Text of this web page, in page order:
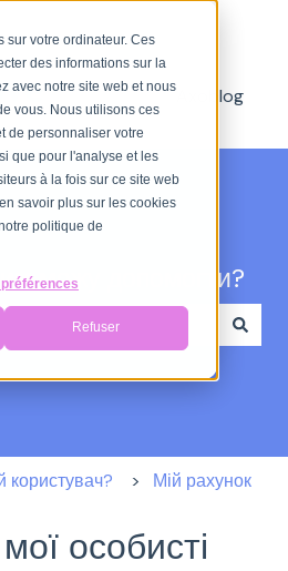
sur votre ordinateur. Ces
des informations sur la
avec notre site web et nous
vous. Nous utilisons ces
de personnaliser votre
que pour l'analyse et les
à la fois sur ce site web
savoir plus sur les cookies
politique de
Refuser
Axoblog
можу допомогти?
поле пошуку пусте.
користувач? Мій рахунок
особисті